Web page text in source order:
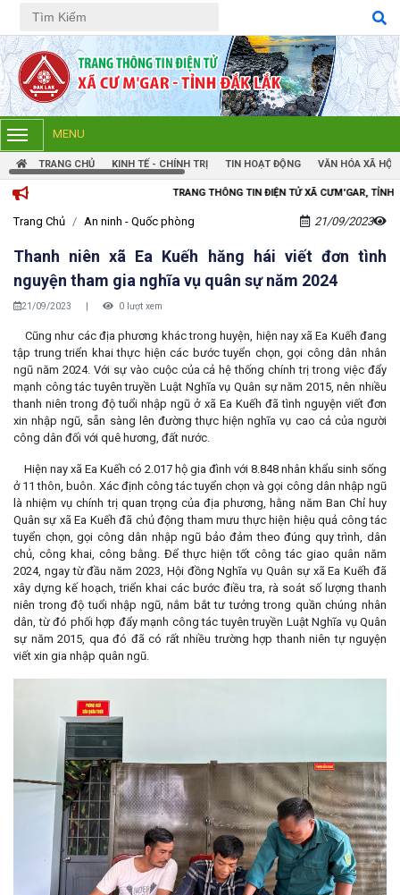
Tiếng Việt Tiếng Anh
MENU
TRANG CHỦ KINH TẾ - CHÍNH TRỊ TIN HOẠT ĐỘNG VĂN HÓA XÃ HỘI
TRANG THÔNG TIN ĐIỆN TỬ XÃ CƯM'GAR, TỈNH ĐẮK LẮK
Trang Chủ An ninh - Quốc phòng 21/09/2023
Thanh niên xã Ea Kuếh hăng hái viết đơn tình
nguyện tham gia nghĩa vụ quân sự năm 2024
21/09/2023 | 0 lượt xem
Cũng như các địa phương khác trong huyện, hiện nay xã Ea Kuếh đang
tập trung triển khai thực hiện các bước tuyển chọn, gọi công dân nhân
ngũ năm 2024. Với sự vào cuộc của cả hệ thống chính trị trong việc đẩy
mạnh công tác tuyên truyền Luật Nghĩa vụ Quân sự năm 2015, nên nhiều
thanh niên trong độ tuổi nhập ngũ ở xã Ea Kuếh đã tình nguyện viết đơn
xin nhập ngũ, sẵn sàng lên đường thực hiện nghĩa vụ cao cả của người
công dân đối với quê hương, đất nước.
Hiện nay xã Ea Kuếh có 2.017 hộ gia đình với 8.848 nhân khẩu sinh sống
ở 11 thôn, buôn. Xác định công tác tuyển chọn và gọi công dân nhập ngũ
là nhiệm vụ chính trị quan trọng của địa phương, hằng năm Ban Chỉ huy
Quân sự xã Ea Kuếh đã chủ động tham mưu thực hiện hiệu quả công tác
tuyển chọn, gọi công dân nhập ngũ bảo đảm theo đúng quy trình, dân
chủ, công khai, công bằng. Để thực hiện tốt công tác giao quân năm
2024, ngay từ đầu năm 2023, Hội đồng Nghĩa vụ Quân sự xã Ea Kuếh đã
xây dựng kế hoạch, triển khai các bước điều tra, rà soát số lượng thanh
niên trong độ tuổi nhập ngũ, nắm bắt tư tưởng trong quần chúng nhân
dân, từ đó phối hợp đẩy mạnh công tác tuyên truyền Luật Nghĩa vụ Quân
sự năm 2015, qua đó đã có rất nhiều trường hợp thanh niên tự nguyện
viết xin gia nhập quân ngũ.